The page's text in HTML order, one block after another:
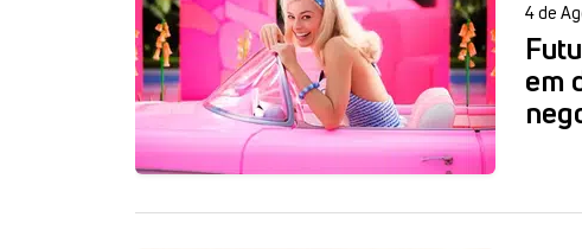
4 de
em